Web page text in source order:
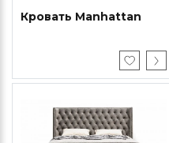
Кровать Manhattan